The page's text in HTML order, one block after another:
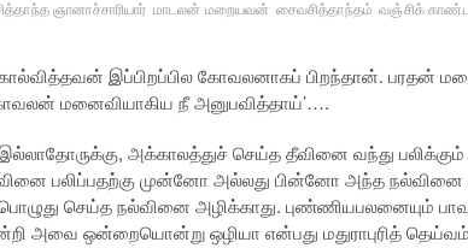
ஞானாச்சாரியார் மாடலன் மறையவன் சைவசித்தாந்தம் வஞ்சிக்
இப்பிறப்பில கோவலனாகப் பிறந்தான். பரதன்
மனைவியாகிய நீ அனுபவித்தாய்’….
அக்காலத்துச் செய்த தீவினை வந்து பலிக்கும்
பலிப்பதற்கு முன்னோ அல்லது பின்னோ அந்த நல்வினை
செய்த நல்வினை அழிக்காது. புண்ணியபலனையும்
அவை ஒன்றையொன்று ஒழியா என்பது மதுராபுரித் தெய்வம்